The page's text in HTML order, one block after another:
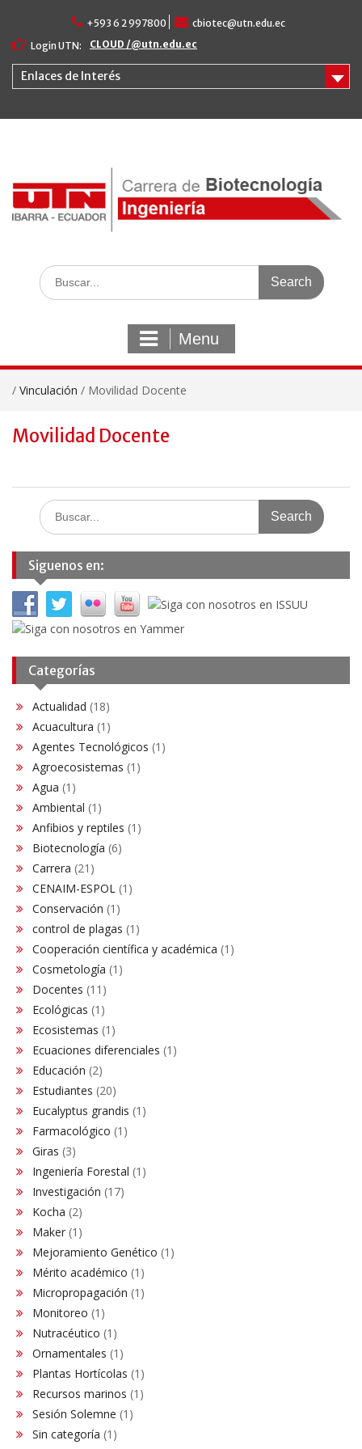
content
+593 6 2 997800
cbiotec@utn.edu.ec
Login UTN:
CLOUD /@utn.edu.ec
Enlaces de Interés
Search
for:
Menu
/ Vinculación / Movilidad Docente
Movilidad Docente
Search
for:
Siguenos en:
Categorías
Actualidad (18)
Acuacultura (1)
Agentes Tecnológicos (1)
Agroecosistemas (1)
Agua (1)
Ambiental (1)
Anfibios y reptiles (1)
Biotecnología (6)
Carrera (21)
CENAIM-ESPOL (1)
Conservación​ (1)
control de plagas (1)
Cooperación científica y académica (1)
Cosmetología (1)
Docentes (11)
Ecológicas (1)
Ecosistemas (1)
Ecuaciones diferenciales (1)
Educación (2)
Estudiantes (20)
Eucalyptus grandis (1)
Farmacológico (1)
Giras (3)
Ingeniería Forestal (1)
Investigación (17)
Kocha (2)
Maker (1)
Mejoramiento Genético (1)
Mérito académico (1)
Micropropagación (1)
Monitoreo (1)
Nutracéutico (1)
Ornamentales (1)
Plantas Hortícolas (1)
Recursos marinos (1)
Sesión Solemne (1)
Sin categoría (1)